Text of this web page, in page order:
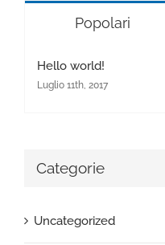
Popolari
Hello world!
Luglio 11th, 2017
Categorie
Uncategorized